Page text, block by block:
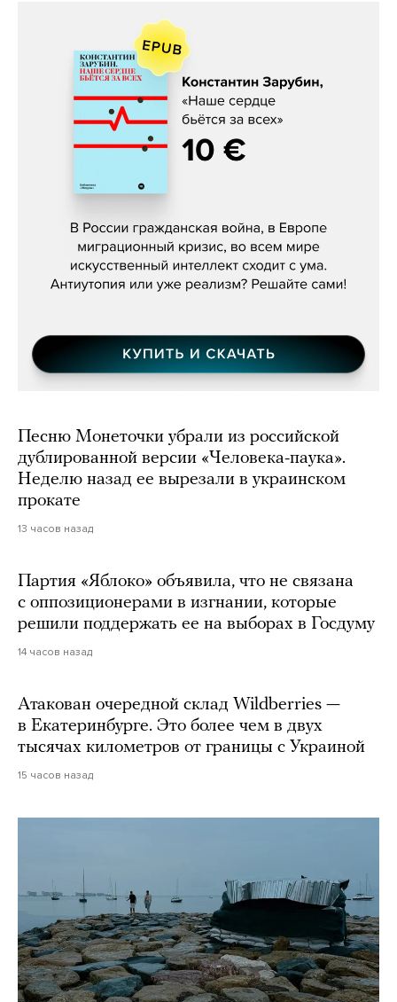
Константин Зарубин, «Наше сердце
Песню Монеточки убрали из российской
дублированной версии «Человека-паука».
Неделю назад ее вырезали в украинском
прокате
13 часов назад
Партия «Яблоко» объявила, что не связана
с оппозиционерами в изгнании, которые
решили поддержать ее на выборах в Госдуму
14 часов назад
Атакован очередной склад Wildberries —
в Екатеринбурге. Это более чем в двух
тысячах километров от границы с Украиной
15 часов назад